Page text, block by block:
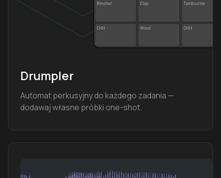
Drumpler
Automat perkusyjny do każdego zadania —
dodawaj własne próbki one-shot.